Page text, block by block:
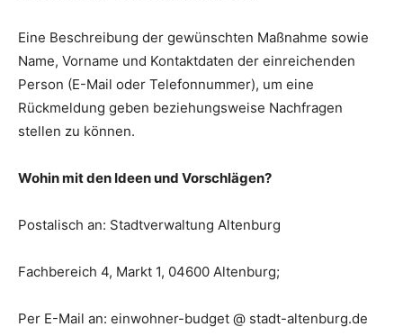
Eine Beschreibung der gewünschten Maßnahme sowie
Name, Vorname und Kontaktdaten der einreichenden
Person (E-Mail oder Telefonnummer), um eine
Rückmeldung geben beziehungsweise Nachfragen
stellen zu können.
Wohin mit den Ideen und Vorschlägen?
Postalisch an: Stadtverwaltung Altenburg
Fachbereich 4, Markt 1, 04600 Altenburg;
Per E-Mail an: einwohner-budget @ stadt-altenburg.de